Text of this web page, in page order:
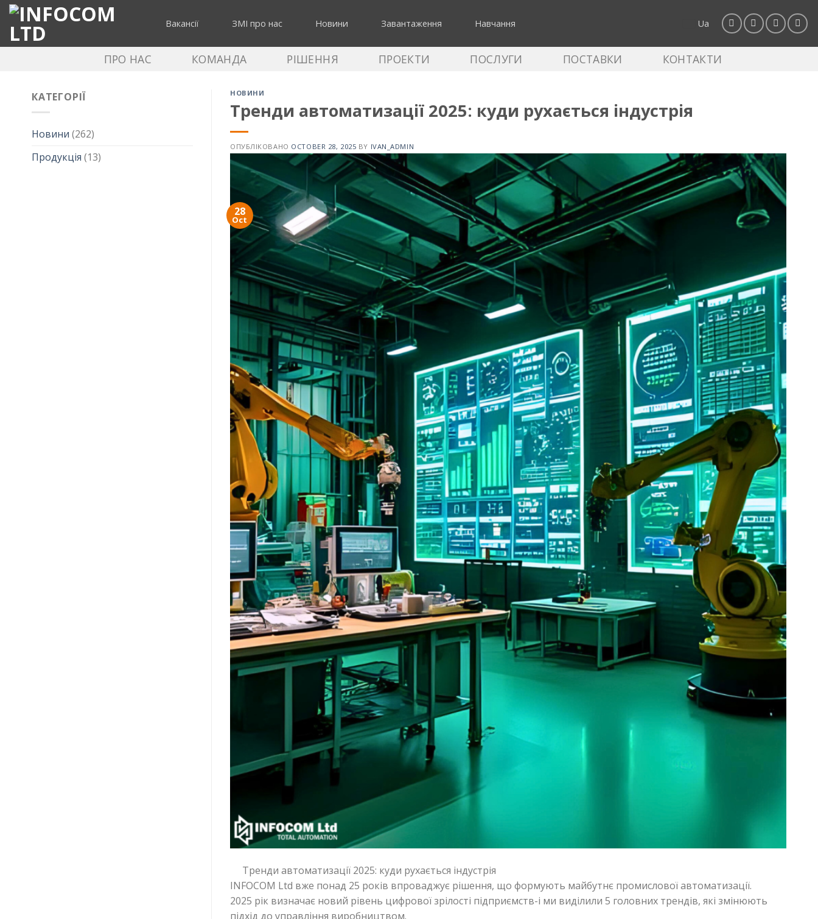
Skip
content
Вакансії ЗМІ про нас Новини Завантаження Навчання Ua
ПРО НАС КОМАНДА РІШЕННЯ ПРОЕКТИ ПОСЛУГИ ПОСТАВКИ КОНТАКТИ
КАТЕГОРІЇ
Новини (262)
Продукція (13)
НОВИНИ
Тренди автоматизації 2025: куди рухається індустрія
ОПУБЛІКОВАНО OCTOBER 28, 2025 BY IVAN_ADMIN
28
Oct
Тренди автоматизації 2025: куди рухається індустрія
INFOCOM Ltd вже понад 25 років впроваджує рішення, що формують майбутнє промислової автоматизації.
2025 рік визначає новий рівень цифрової зрілості підприємств-і ми виділили 5 головних трендів, які змінюють
підхід до управління виробництвом.